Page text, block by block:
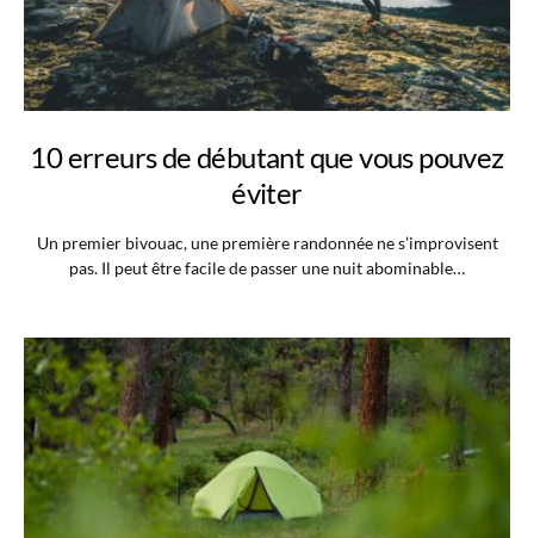
10 erreurs de débutant que vous pouvez
éviter
Un premier bivouac, une première randonnée ne s’improvisent
pas. Il peut être facile de passer une nuit abominable…